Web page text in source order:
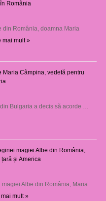
România
din România, doamna Maria
mai mult »
Maria Câmpina, vedetă pentru
Bulgaria a decis să acorde …
magiei Albe din România,
și America
Albe din România, Maria
mult »